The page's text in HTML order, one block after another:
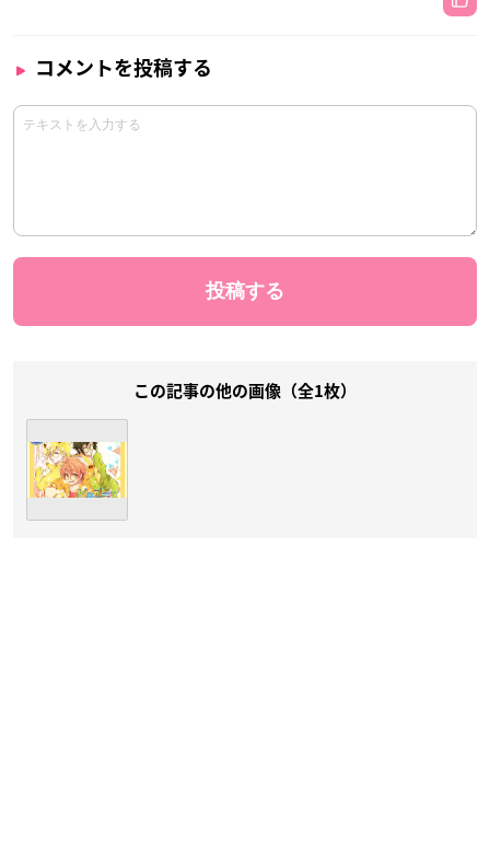
コメントを投稿する
この記事の他の画像（全1枚）